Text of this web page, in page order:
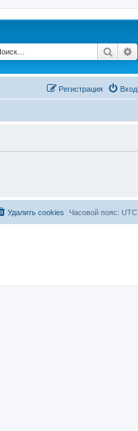
Поиск
Вход
Регистрация
Часовой пояс: UTC
Удалить cookies